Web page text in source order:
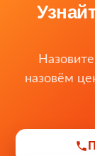
назовём